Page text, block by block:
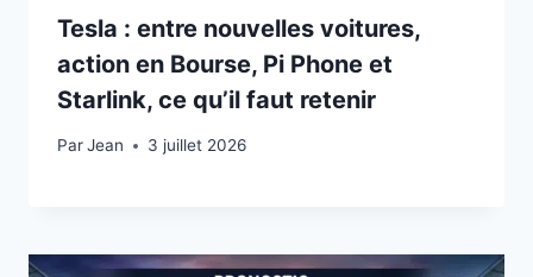
Tesla : entre nouvelles voitures,
action en Bourse, Pi Phone et
Starlink, ce qu’il faut retenir
ParJean
3 juillet 20263 juillet 2026